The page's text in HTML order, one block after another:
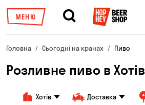
МЕНЮ
Головна Сьогодні на кранах Пиво
Розливне пиво в Хотів
Хотів Доставка